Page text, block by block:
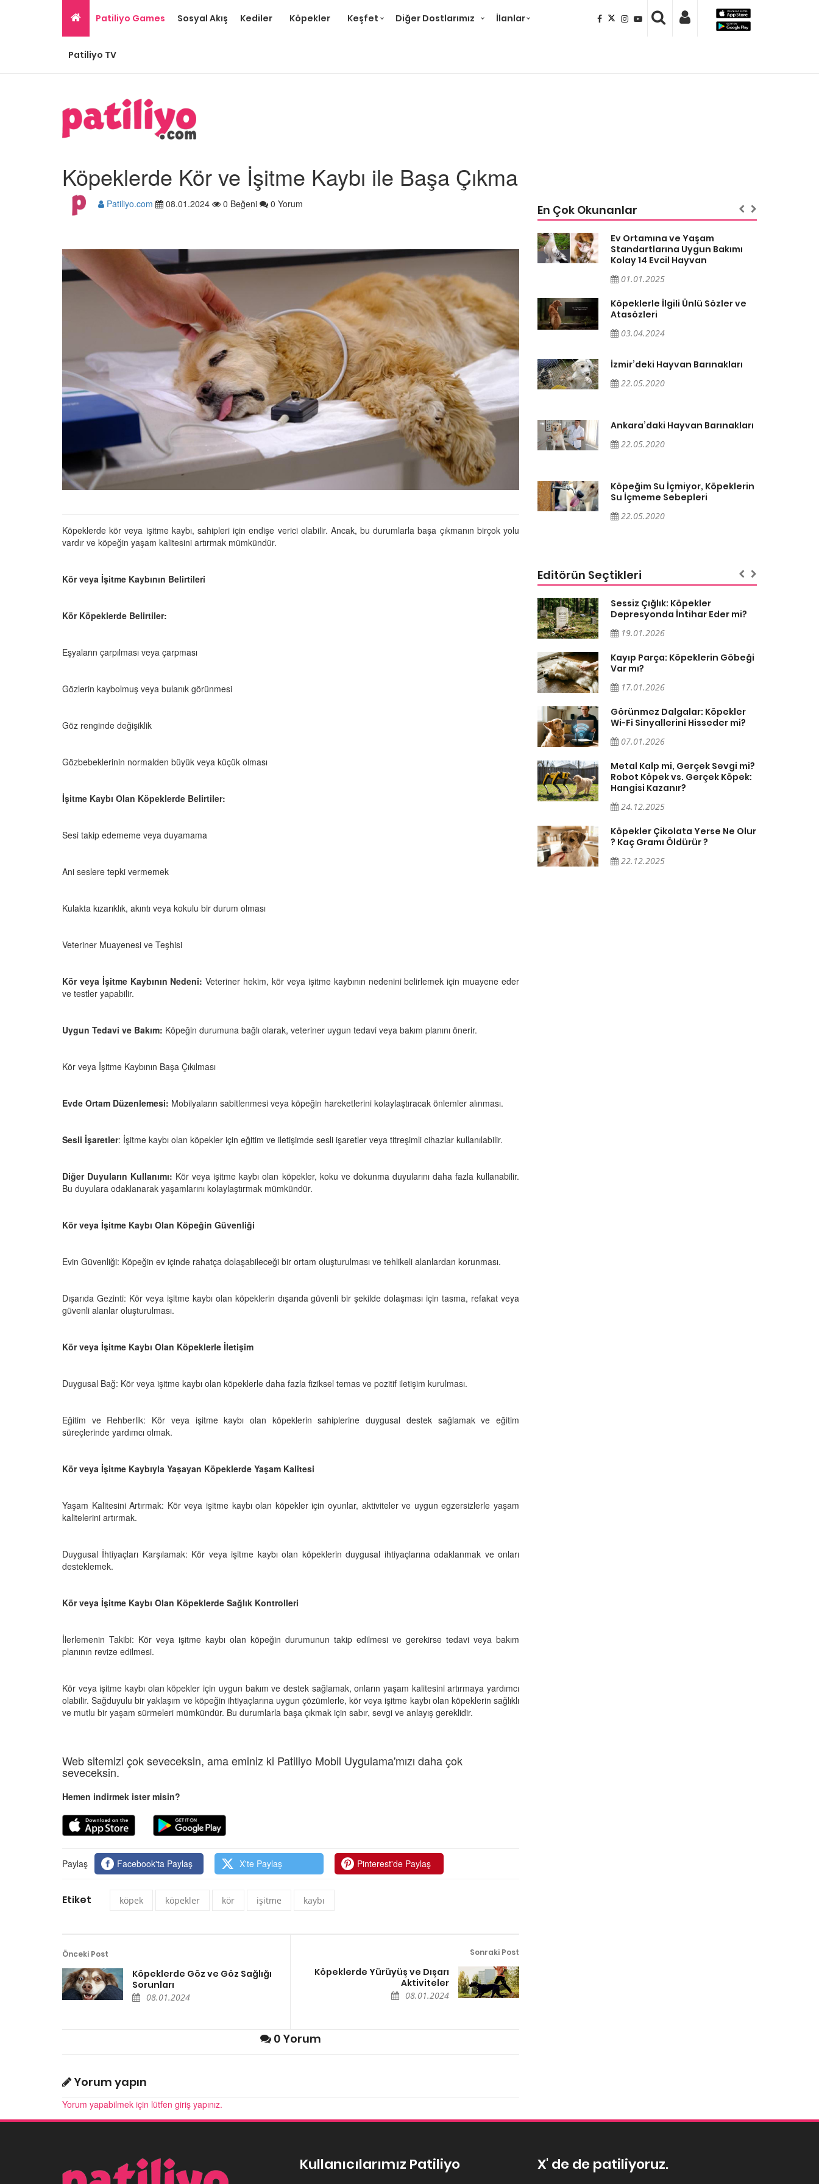
Patiliyo Games Sosyal Akış Kediler Köpekler Keşfet Diğer Dostlarımız İlanlar
Patiliyo TV
Köpeklerde Kör ve İşitme Kaybı ile Başa Çıkma
Patiliyo.com 08.01.2024 0 Beğeni 0 Yorum
Köpeklerde kör veya işitme kaybı, sahipleri için endişe verici olabilir. Ancak, bu durumlarla başa çıkmanın birçok yolu
vardır ve köpeğin yaşam kalitesini artırmak mümkündür.
Kör veya İşitme Kaybının Belirtileri
Kör Köpeklerde Belirtiler:
Eşyaların çarpılması veya çarpması
Gözlerin kaybolmuş veya bulanık görünmesi
Göz renginde değişiklik
Gözbebeklerinin normalden büyük veya küçük olması
İşitme Kaybı Olan Köpeklerde Belirtiler:
Sesi takip edememe veya duyamama
Ani seslere tepki vermemek
Kulakta kızarıklık, akıntı veya kokulu bir durum olması
Veteriner Muayenesi ve Teşhisi
Kör veya İşitme Kaybının Nedeni: Veteriner hekim, kör veya işitme kaybının nedenini belirlemek için muayene eder
ve testler yapabilir.
Uygun Tedavi ve Bakım: Köpeğin durumuna bağlı olarak, veteriner uygun tedavi veya bakım planını önerir.
Kör veya İşitme Kaybının Başa Çıkılması
Evde Ortam Düzenlemesi: Mobilyaların sabitlenmesi veya köpeğin hareketlerini kolaylaştıracak önlemler alınması.
Sesli İşaretler: İşitme kaybı olan köpekler için eğitim ve iletişimde sesli işaretler veya titreşimli cihazlar kullanılabilir.
Diğer Duyuların Kullanımı: Kör veya işitme kaybı olan köpekler, koku ve dokunma duyularını daha fazla kullanabilir.
Bu duyulara odaklanarak yaşamlarını kolaylaştırmak mümkündür.
Kör veya İşitme Kaybı Olan Köpeğin Güvenliği
Evin Güvenliği: Köpeğin ev içinde rahatça dolaşabileceği bir ortam oluşturulması ve tehlikeli alanlardan korunması.
Dışarıda Gezinti: Kör veya işitme kaybı olan köpeklerin dışarıda güvenli bir şekilde dolaşması için tasma, refakat veya
güvenli alanlar oluşturulması.
Kör veya İşitme Kaybı Olan Köpeklerle İletişim
Duygusal Bağ: Kör veya işitme kaybı olan köpeklerle daha fazla fiziksel temas ve pozitif iletişim kurulması.
Eğitim ve Rehberlik: Kör veya işitme kaybı olan köpeklerin sahiplerine duygusal destek sağlamak ve eğitim
süreçlerinde yardımcı olmak.
Kör veya İşitme Kaybıyla Yaşayan Köpeklerde Yaşam Kalitesi
Yaşam Kalitesini Artırmak: Kör veya işitme kaybı olan köpekler için oyunlar, aktiviteler ve uygun egzersizlerle yaşam
kalitelerini artırmak.
Duygusal İhtiyaçları Karşılamak: Kör veya işitme kaybı olan köpeklerin duygusal ihtiyaçlarına odaklanmak ve onları
desteklemek.
Kör veya İşitme Kaybı Olan Köpeklerde Sağlık Kontrolleri
İlerlemenin Takibi: Kör veya işitme kaybı olan köpeğin durumunun takip edilmesi ve gerekirse tedavi veya bakım
planının revize edilmesi.
Kör veya işitme kaybı olan köpekler için uygun bakım ve destek sağlamak, onların yaşam kalitesini artırmaya yardımcı
olabilir. Sağduyulu bir yaklaşım ve köpeğin ihtiyaçlarına uygun çözümlerle, kör veya işitme kaybı olan köpeklerin sağlıklı
ve mutlu bir yaşam sürmeleri mümkündür. Bu durumlarla başa çıkmak için sabır, sevgi ve anlayış gereklidir.
Web sitemizi çok seveceksin, ama eminiz ki Patiliyo Mobil Uygulama'mızı daha çok
seveceksin.
Hemen indirmek ister misin?
Paylaş Facebook'ta Paylaş X'te Paylaş Pinterest'de Paylaş
Etiket köpek köpekler kör işitme kaybı
Önceki Post
Köpeklerde Göz ve Göz Sağlığı
Sorunları
08.01.2024
Sonraki Post
Köpeklerde Yürüyüş ve Dışarı
Aktiviteler
08.01.2024
0 Yorum
Yorum yapın
Yorum yapabilmek için lütfen giriş yapınız.
En Çok Okunanlar
Standartlarına Uygun Bakımı
Kolay 14 Evcil Hayvan
01.01.2025
Köpeklerle İlgili Ünlü Sözler ve
Atasözleri
03.04.2024
İzmir’deki Hayvan Barınakları
22.05.2020
Ankara’daki Hayvan Barınakları
22.05.2020
Köpeğim Su İçmiyor, Köpeklerin
Standartlarına Uygun Bakımı
Kolay 14 Evcil Hayvan
01.01.2025
Köpeklerle İlgili Ünlü Sözler ve
Atasözleri
03.04.2024
İzmir’deki Hayvan Barınakları
22.05.2020
Ankara’daki Hayvan Barınakları
22.05.2020
Köpeğim Su İçmiyor, Köpeklerin
Ev Ortamına ve Yaşam
Standartlarına Uygun Bakımı
Kolay 14 Evcil Hayvan
01.01.2025
Köpeklerle İlgili Ünlü Sözler ve
Atasözleri
03.04.2024
İzmir’deki Hayvan Barınakları
22.05.2020
Ankara’daki Hayvan Barınakları
22.05.2020
Köpeğim Su İçmiyor, Köpeklerin
Su İçmeme Sebepleri
22.05.2020
Editörün Seçtikleri
Niyetli İnsanları
Görür mü?
ve Etkili
Vazgeçilmez Rolü”
Köpek Sağlığı: “Köpeklerde
19.10.2025
Sessiz Çığlık: Köpekler
Depresyonda İntihar Eder mi?
19.01.2026
Kayıp Parça: Köpeklerin Göbeği
Var mı?
17.01.2026
Görünmez Dalgalar: Köpekler
Wi-Fi Sinyallerini Hisseder mi?
07.01.2026
Metal Kalp mi, Gerçek Sevgi mi?
Robot Köpek vs. Gerçek Köpek:
Hangisi Kazanır?
24.12.2025
Köpekler Çikolata Yerse Ne Olur
? Kaç Gramı Öldürür ?
22.12.2025
Kullanıcılarımız Patiliyo X' de de patiliyoruz.